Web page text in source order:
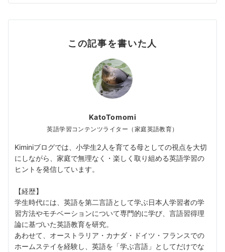
この記事を書いた人
KatoTomomi
英語学習コンテンツライター（家庭英語教育）
Kiminiブログでは、小学生2人を育てる母としての視点を大切
にしながら、家庭で無理なく・楽しく取り組める英語学習の
ヒントを発信しています。
【経歴】
学生時代には、英語を第二言語として学ぶ日本人学習者の学
習方法やモチベーションについて専門的に学び、言語習得理
論に基づいた英語教育を研究。
あわせて、オーストラリア・カナダ・ドイツ・フランスでの
ホームステイを経験し、英語を「学ぶ言語」としてだけでな